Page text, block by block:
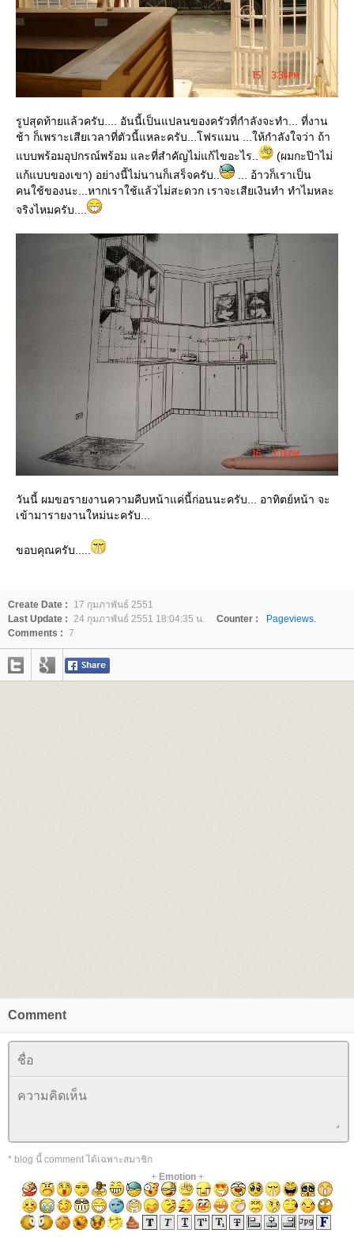
รูปสุดท้ายแล้วครับ.... อันนี้เป็นแปลนของครัวที่กำลังจะทำ... ที่งาน
ช้า ก็เพราะเสียเวลาที่ตัวนี้แหละครับ...โฟรแมน ...ให้กำลังใจว่า ถ้า
บบพร้อมอุปกรณ์พร้อม และที่สำคัญไม่แก้ไขอะไร..
(ผมกะป๊าไม่
ก้แบบของเขา) อย่างนี้ไม่นานก็เสร็จครับ..
... อ้าวก็เราเป็น
คนใช้ของนะ...หากเราใช้แล้วไม่สะดวก เราจะเสียเงินทำ ทำไมหละ
จริงไหมครับ....
วันนี้ ผมขอรายงานความคืบหน้าแค่นี้ก่อนนะครับ... อาทิตย์หน้า จะ
เข้ามารายงานใหม่นะครับ...
ขอบคุณครับ.....
Create Date :
17 กุมภาพันธ์ 2551
Last Update : 24 กุมภาพันธ์ 2551 18:04:35 น. Counter :
Pageviews.
Comments : 7
Comment
* blog นี้ comment ได้เฉพาะสมาชิก
+ Emotion+